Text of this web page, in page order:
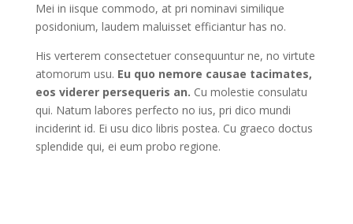
Mei in iisque commodo, at pri nominavi similique
posidonium, laudem maluisset efficiantur has no.
His verterem consectetuer consequuntur ne, no virtute
atomorum usu. Eu quo nemore causae tacimates,
eos viderer persequeris an. Cu molestie consulatu
qui. Natum labores perfecto no ius, pri dico mundi
inciderint id. Ei usu dico libris postea. Cu graeco doctus
splendide qui, ei eum probo regione.